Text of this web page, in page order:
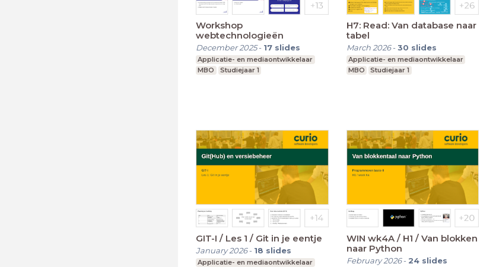
Workshop
webtechnologieën
December 2025- 17 slides
Applicatie- en mediaontwikkelaar
MBO
Studiejaar 1
H7: Read: Van database naar
tabel
March 2026-30 slides
Applicatie- en mediaontwikkelaar
MBO
Studiejaar 1
GIT-I / Les 1 / Git in je eentje
January 2026- 18 slides
Applicatie- en mediaontwikkelaar
WIN wk4A / H1 / Van blokken
naar Python
February 2026- 24 slides